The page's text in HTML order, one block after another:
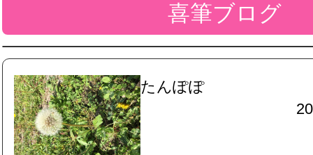
喜筆ブログ
たんぽぽ